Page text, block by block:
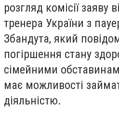
розгляд комісії заяву
тренера України з
Збандута, який
погіршення стану
сімейними
має можливості
діяльністю.